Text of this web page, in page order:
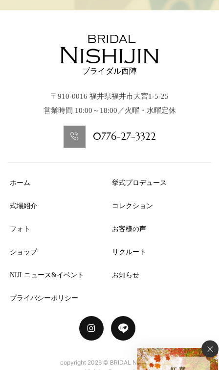
ブライダル西陣
〒910-0016 福井県福井市大宮1-5-25
営業時間 10:00～18:00／火曜・水曜定休
0776-27-3322
ホーム 挙式プロデュース
式場紹介 コレクション
フォト お客様の声
ショップ リクルート
NIJI ニュース&イベント お知らせ
プライバシーポリシー
copyright 2026 © BRIDAL NISHIJIN.